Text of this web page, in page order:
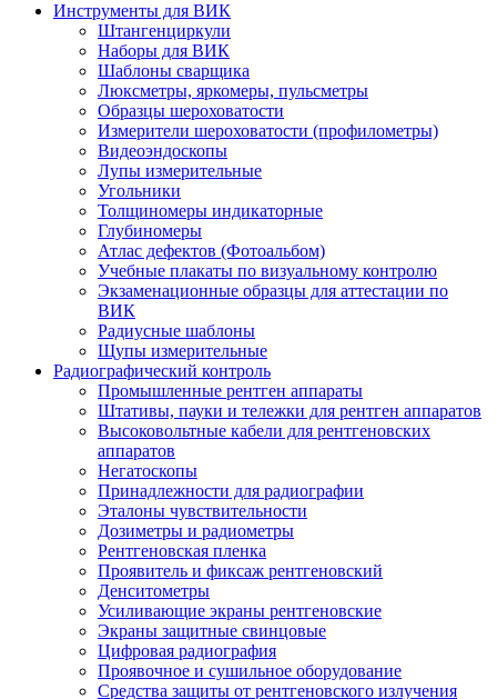
Инструменты для ВИК
Штангенциркули
Наборы для ВИК
Шаблоны сварщика
Люксметры, яркомеры, пульсметры
Образцы шероховатости
Измерители шероховатости (профилометры)
Видеоэндоскопы
Лупы измерительные
Угольники
Толщиномеры индикаторные
Глубиномеры
Атлас дефектов (Фотоальбом)
Учебные плакаты по визуальному контролю
Экзаменационные образцы для аттестации по
ВИК
Радиусные шаблоны
Щупы измерительные
Радиографический контроль
Промышленные рентген аппараты
Штативы, пауки и тележки для рентген аппаратов
Высоковольтные кабели для рентгеновских
аппаратов
Негатоскопы
Принадлежности для радиографии
Эталоны чувствительности
Дозиметры и радиометры
Рентгеновская пленка
Проявитель и фиксаж рентгеновский
Денситометры
Усиливающие экраны рентгеновские
Экраны защитные свинцовые
Цифровая радиография
Проявочное и сушильное оборудование
Средства защиты от рентгеновского излучения